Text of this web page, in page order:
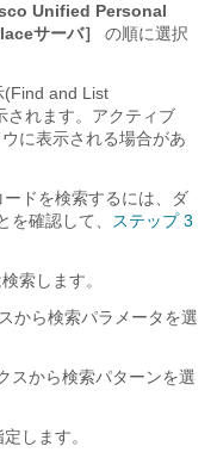
Unified Personal
サーバ］
の順に選択
(Find and List
されます。アクティブ
に表示される場合があ
ドを検索するには、ダ
を確認して、
ステップ 3
索します。
から検索パラメータを選
スから検索パターンを選
します。